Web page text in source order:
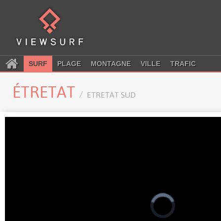
SURF PLAGE MONTAGNE VILLE TRAFIC
ÉTRETAT ETRETAT SUD